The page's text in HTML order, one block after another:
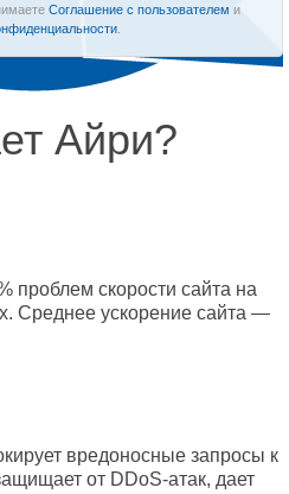
Соглашение с пользователем и
.
Айри?
проблем скорости сайта на
Среднее ускорение сайта —
вредоносные запросы к
от DDoS-атак, дает